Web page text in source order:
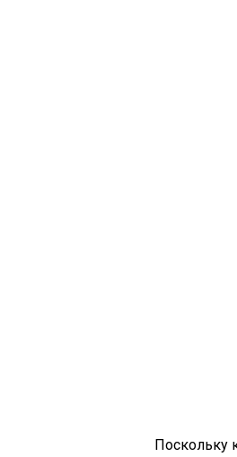
Поскольку